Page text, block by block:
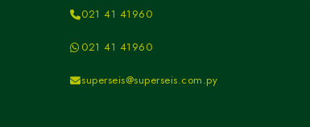
021 41 41960
021 41 41960
superseis@superseis.com.py